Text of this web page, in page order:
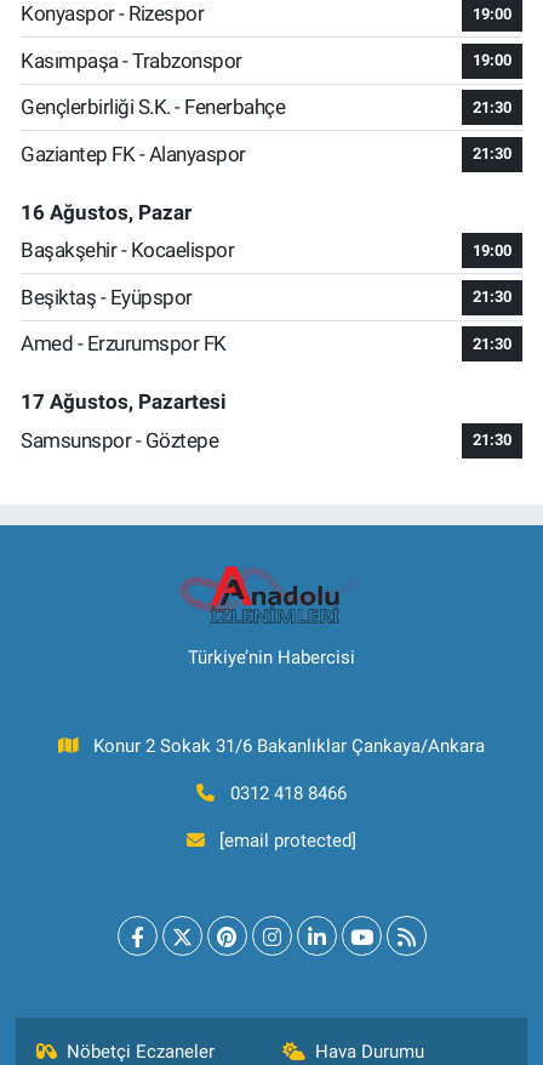
Konyaspor - Rizespor
19:00
Kasımpaşa - Trabzonspor 19:00
Gençlerbirliği S.K. - Fenerbahçe 21:30
Gaziantep FK - Alanyaspor 21:30
16 Ağustos, Pazar
Başakşehir - Kocaelispor
19:00
Beşiktaş - Eyüpspor 21:30
Amed - Erzurumspor FK 21:30
17 Ağustos, Pazartesi
Samsunspor - Göztepe
21:30
Türkiye’nin Habercisi
Konur 2 Sokak 31/6 Bakanlıklar Çankaya/Ankara
0312 418 8466
[email protected]
Nöbetçi Eczaneler Hava Durumu